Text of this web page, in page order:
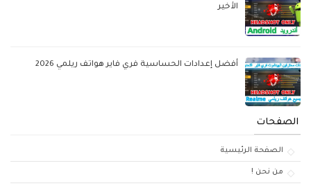
الأخير
أفضل إعدادات الحساسية فري فاير هواتف ريلمي 2026
الصفحات
الصفحة الرئيسية
من نحن !